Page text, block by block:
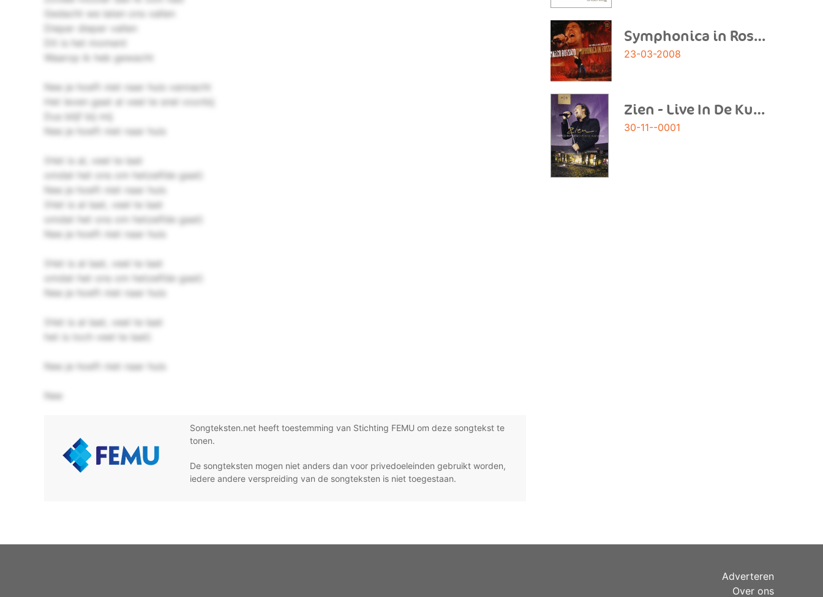
Gedacht we laten ons vallen
Dieper dieper vallen
Dit is het moment
Waarop ik heb gewacht
Nee je hoeft niet naar huis vannacht
Het leven gaat al veel te snel voorbij
Dus blijf bij mij
Nee je hoeft niet naar huis
(Het is al, veel te laat
omdat het ons om hetzelfde gaat)
Nee je hoeft niet naar huis
(Het is al laat, veel te laat
omdat het ons om hetzelfde gaat)
Nee je hoeft niet naar huis
(Het is al laat, veel te laat
omdat het ons om hetzelfde gaat)
Nee je hoeft niet naar huis
(Het is al laat, veel te laat
het is toch veel te laat)
Nee je hoeft niet naar huis
Nee
Songteksten.net heeft toestemming van Stichting FEMU om deze songtekst te
tonen.
De songteksten mogen niet anders dan voor privedoeleinden gebruikt worden,
iedere andere verspreiding van de songteksten is niet toegestaan.
Symphonica in Rosso
23-03-2008
Zien - Live In De Kuip
30-11--0001
Adverteren
Over ons